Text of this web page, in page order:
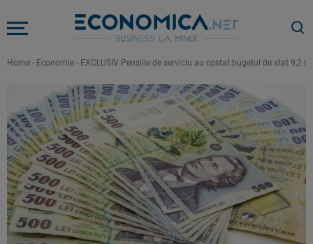
Home - Economie - EXCLUSIV Pensiile de serviciu au costat bugetul de stat 9,2